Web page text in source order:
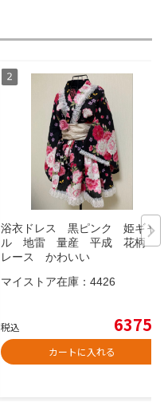
浴衣ドレス 黒ピンク 姫ギャ
ル 地雷 量産 平成 花柄
レース かわいい
マイストア在庫： 4426
税込 6375
カートに入れる